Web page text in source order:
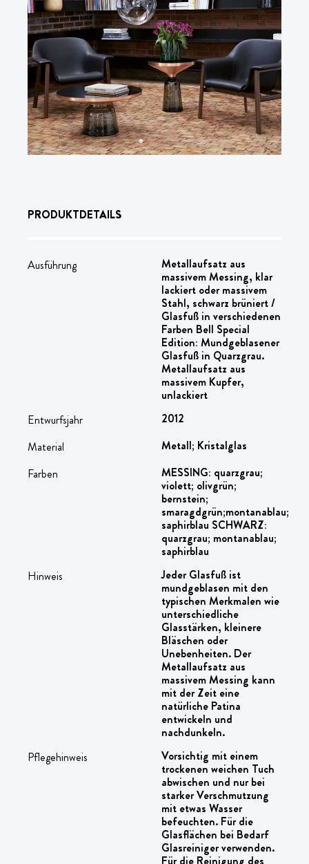
PRODUKTDETAILS
Ausführung
Metallaufsatz aus
massivem Messing, klar
lackiert oder massivem
Stahl, schwarz brüniert /
Glasfuß in verschiedenen
Farben Bell Special
Edition: Mundgeblasener
Glasfuß in Quarzgrau.
Metallaufsatz aus
massivem Kupfer,
unlackiert
Entwurfsjahr
2012
Material
Metall; Kristalglas
Farben
MESSING: quarzgrau;
violett; olivgrün;
bernstein;
smaragdgrün;montanablau;
saphirblau SCHWARZ:
quarzgrau; montanablau;
saphirblau
Hinweis
Jeder Glasfuß ist
mundgeblasen mit den
typischen Merkmalen wie
unterschiedliche
Glasstärken, kleinere
Bläschen oder
Unebenheiten. Der
Metallaufsatz aus
massivem Messing kann
mit der Zeit eine
natürliche Patina
entwickeln und
nachdunkeln.
Pflegehinweis
Vorsichtig mit einem
trockenen weichen Tuch
abwischen und nur bei
starker Verschmutzung
mit etwas Wasser
befeuchten. Für die
Glasflächen bei Bedarf
Glasreiniger verwenden.